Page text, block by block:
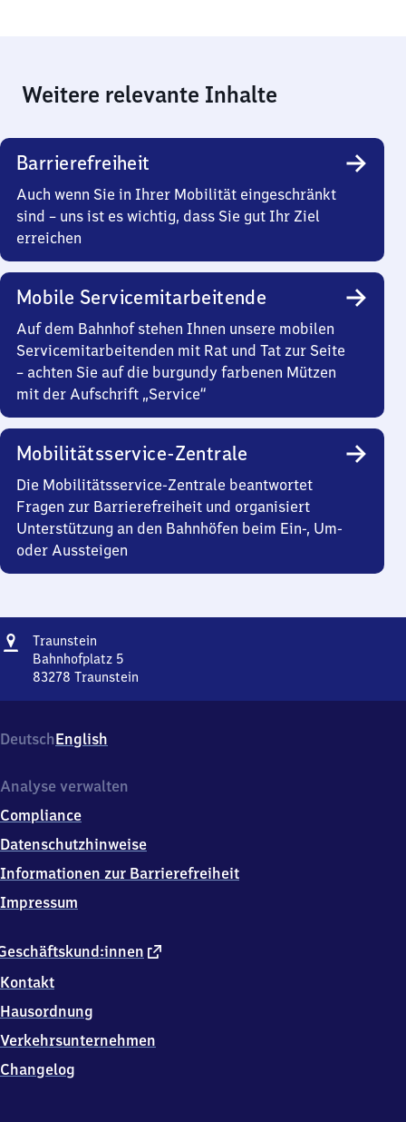
Weitere relevante Inhalte
Barrierefreiheit
Auch wenn Sie in Ihrer Mobilität eingeschränkt
sind – uns ist es wichtig, dass Sie gut Ihr Ziel
erreichen
Mobile Servicemitarbeitende
Auf dem Bahnhof stehen Ihnen unsere mobilen
Servicemitarbeitenden mit Rat und Tat zur Seite
– achten Sie auf die burgundy farbenen Mützen
mit der Aufschrift „Service“
Mobilitätsservice-Zentrale
Die Mobilitätsservice-Zentrale beantwortet
Fragen zur Barrierefreiheit und organisiert
Unterstützung an den Bahnhöfen beim Ein-, Um-
oder Aussteigen
Adresse
Traunstein
Bahnhofplatz 5
83278 Traunstein
5,
8
2
8
Traunstein
DeutschEnglish
externer
Kontakt
Hausordnung
Verkehrsunternehmen
Changelog
Analyse verwalten
Compliance
Datenschutzhinweise
Informationen zur Barrierefreiheit
Impressum